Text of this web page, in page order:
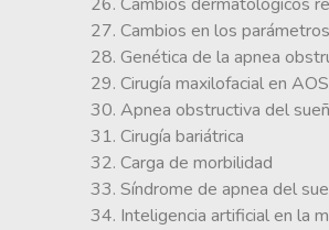
27. Cambios en los
28. Genética de la apnea
29. Cirugía maxilofacial en AOS
30. Apnea obstructiva del
31. Cirugía bariátrica
32. Carga de morbilidad
33. Síndrome de apnea del
34. Inteligencia artificial en la